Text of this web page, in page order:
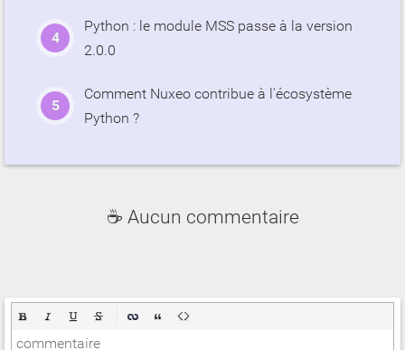
Python : le module MSS passe à la version
2.0.0
Comment Nuxeo contribue à l'écosystème
Python ?
☕ Aucun commentaire